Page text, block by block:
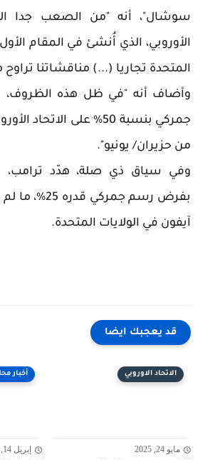
سوشال"، أنه "من الصعب جدا
الأوروبي، الذي أُنشئ في المقام
المتحدة تجاريا (...) مناقشاتنا تراوح
وأضاف أنه "في ظل هذه
جمركي بنسبة 50% على
من حزيران/ يونيو".
وفي سياق ذي صلة، هدّد ترامب،
بفرض رسم
آيفون في الولايات المتحدة.
قد يعجبك ايضا
الاتحاد الاوروبي
مايو 24, 2025
أخبار
إبريل 14, 2025